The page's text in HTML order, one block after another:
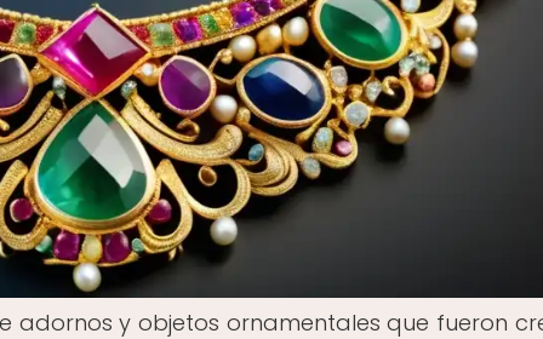
adornos y objetos ornamentales que fueron